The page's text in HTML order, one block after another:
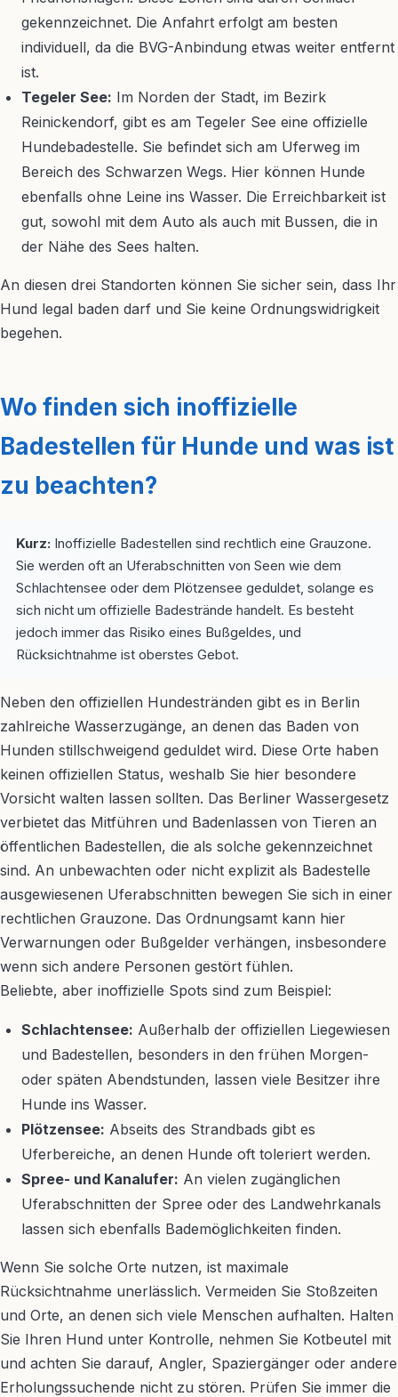
gekennzeichnet. Die Anfahrt erfolgt am besten
individuell, da die BVG-Anbindung etwas weiter entfernt
ist.
Tegeler See: Im Norden der Stadt, im Bezirk
Reinickendorf, gibt es am Tegeler See eine offizielle
Hundebadestelle. Sie befindet sich am Uferweg im
Bereich des Schwarzen Wegs. Hier können Hunde
ebenfalls ohne Leine ins Wasser. Die Erreichbarkeit ist
gut, sowohl mit dem Auto als auch mit Bussen, die in
der Nähe des Sees halten.
An diesen drei Standorten können Sie sicher sein, dass Ihr
Hund legal baden darf und Sie keine Ordnungswidrigkeit
begehen.
Wo finden sich inoffizielle
Badestellen für Hunde und was ist
zu beachten?
Kurz: Inoffizielle Badestellen sind rechtlich eine Grauzone.
Sie werden oft an Uferabschnitten von Seen wie dem
Schlachtensee oder dem Plötzensee geduldet, solange es
sich nicht um offizielle Badestrände handelt. Es besteht
jedoch immer das Risiko eines Bußgeldes, und
Rücksichtnahme ist oberstes Gebot.
Neben den offiziellen Hundestränden gibt es in Berlin
zahlreiche Wasserzugänge, an denen das Baden von
Hunden stillschweigend geduldet wird. Diese Orte haben
keinen offiziellen Status, weshalb Sie hier besondere
Vorsicht walten lassen sollten. Das Berliner Wassergesetz
verbietet das Mitführen und Badenlassen von Tieren an
öffentlichen Badestellen, die als solche gekennzeichnet
sind. An unbewachten oder nicht explizit als Badestelle
ausgewiesenen Uferabschnitten bewegen Sie sich in einer
rechtlichen Grauzone. Das Ordnungsamt kann hier
Verwarnungen oder Bußgelder verhängen, insbesondere
wenn sich andere Personen gestört fühlen.
Beliebte, aber inoffizielle Spots sind zum Beispiel:
Schlachtensee: Außerhalb der offiziellen Liegewiesen
und Badestellen, besonders in den frühen Morgen-
oder späten Abendstunden, lassen viele Besitzer ihre
Hunde ins Wasser.
Plötzensee: Abseits des Strandbads gibt es
Uferbereiche, an denen Hunde oft toleriert werden.
Spree- und Kanalufer: An vielen zugänglichen
Uferabschnitten der Spree oder des Landwehrkanals
lassen sich ebenfalls Bademöglichkeiten finden.
Wenn Sie solche Orte nutzen, ist maximale
Rücksichtnahme unerlässlich. Vermeiden Sie Stoßzeiten
und Orte, an denen sich viele Menschen aufhalten. Halten
Sie Ihren Hund unter Kontrolle, nehmen Sie Kotbeutel mit
und achten Sie darauf, Angler, Spaziergänger oder andere
Erholungssuchende nicht zu stören. Prüfen Sie immer die